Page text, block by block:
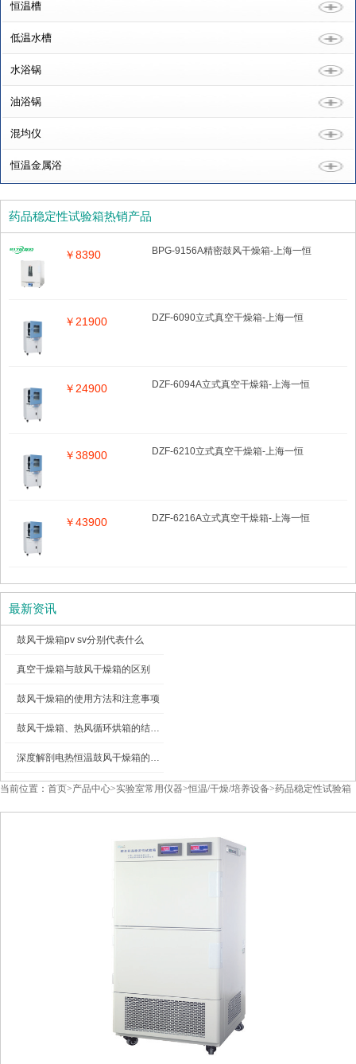
恒温槽
低温水槽
水浴锅
油浴锅
混均仪
恒温金属浴
药品稳定性试验箱热销产品
BPG-9156A精密鼓风干燥箱-上海一恒
￥8390
DZF-6090立式真空干燥箱-上海一恒
￥21900
DZF-6094A立式真空干燥箱-上海一恒
￥24900
DZF-6210立式真空干燥箱-上海一恒
￥38900
DZF-6216A立式真空干燥箱-上海一恒
￥43900
最新资讯
鼓风干燥箱pv sv分别代表什么
真空干燥箱与鼓风干燥箱的区别
鼓风干燥箱的使用方法和注意事项
鼓风干燥箱、热风循环烘箱的结构图及工作原理
深度解剖电热恒温鼓风干燥箱的内部结构
当前位置： 首页>产品中心>实验室常用仪器>恒温/干燥/培养设备>药品稳定性试验箱